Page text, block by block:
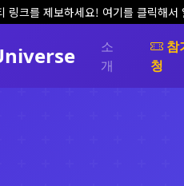
기부금 및 수혜 오픈소스
소
개
참
청